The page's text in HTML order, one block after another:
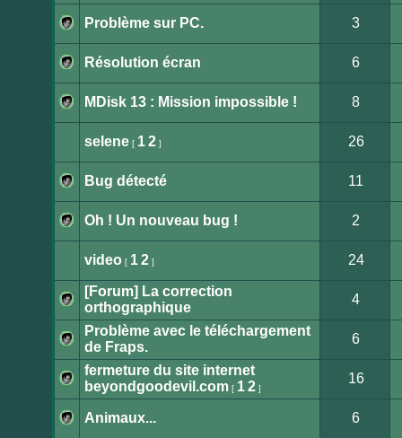
message
non
lu
message
non
lu
Problème sur PC. 3
message
non
lu
Résolution écran 6
message
MDisk 13 : Mission impossible ! 8
message
non
lu
selene[ 1 2] 26
message
non
lu
Bug détecté 11
message
Oh ! Un nouveau bug ! 2
message
lu
video[ 1 2] 24
Aucun
message
non
lu
[Forum] La correction
orthographique
4
Aucun
message
non
lu
Problème avec le téléchargement
de Fraps.
6
Aucun
message
non
lu
fermeture du site internet
beyondgoodevil.com[ 1 2]
16
Animaux... 6